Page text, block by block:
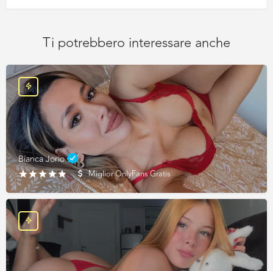
Ti potrebbero interessare anche
Bianca Jorio
Miglior OnlyFans Gratis